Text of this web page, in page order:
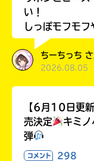
い！
しっぽモフモフ
ちーちっち
2026.08.05
【6月10日更新
売決定
キミノ
弾
コメント 298